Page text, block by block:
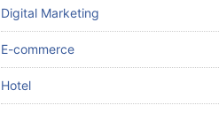
Digital Marketing
E-commerce
Hotel